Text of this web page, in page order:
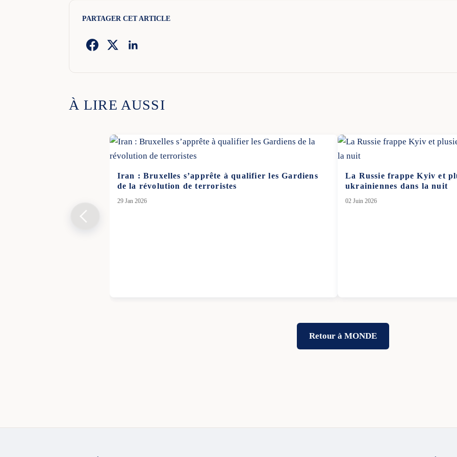
PARTAGER CET ARTICLE
À LIRE AUSSI
Iran : Bruxelles s’apprête à qualifier les Gardiens
de la révolution de terroristes
29 Jan 2026
La Russie frappe Kyiv et
ukrainiennes dans la nuit
02 Juin 2026
Retour à MONDE